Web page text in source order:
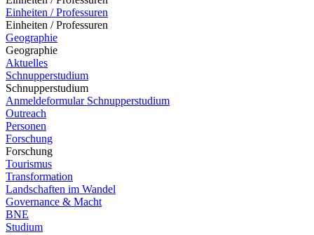
Einheiten / Professuren
Einheiten / Professuren
Geographie
Geographie
Aktuelles
Schnupperstudium
Schnupperstudium
Anmeldeformular Schnupperstudium
Outreach
Personen
Forschung
Forschung
Tourismus
Transformation
Landschaften im Wandel
Governance & Macht
BNE
Studium